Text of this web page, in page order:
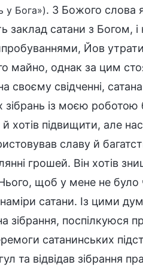
у Бога»). З Божого слова
сатани з Богом, і
Йов
майно, однак за цим
своєму свідченні,
зібрань із моєю
хотів підвищити, але
славу й
грошей. Він хотів
щоб у мене не було
сатани. Із цими
зібрання, поспілкуюся
сатанинських
та відвідав зібрання